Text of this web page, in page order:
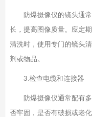
防爆摄像仪的镜头通
长，提高图像质量。应定
清洗时，使用专门的镜头
剂或物品。
3.检查电缆和连接器
防爆摄像仪通常配有多
否牢固，是否有破损或老